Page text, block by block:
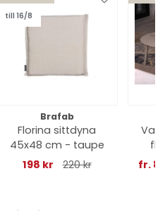
till 16/8
Brafab
Florina sittdyna
45x48 cm - taupe
198 kr
220 kr
fr.